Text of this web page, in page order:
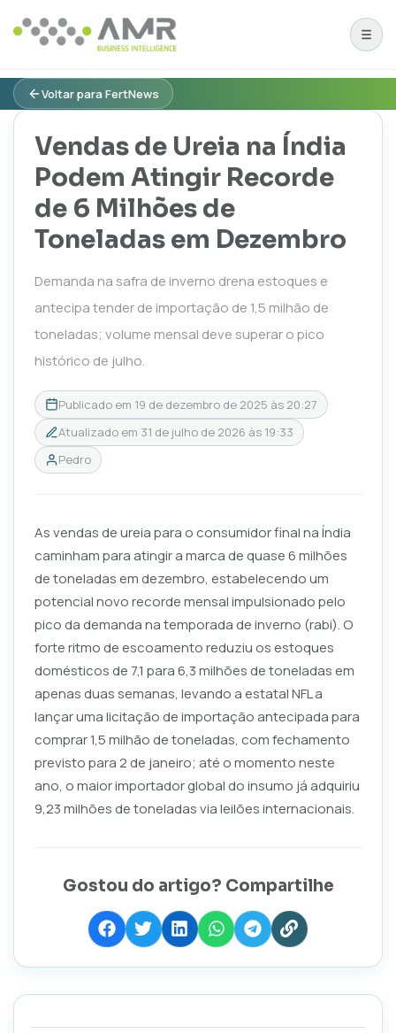
Voltar para FertNews
Vendas de Ureia na Índia
Podem Atingir Recorde
de 6 Milhões de
Toneladas em Dezembro
Demanda na safra de inverno drena estoques e
antecipa tender de importação de 1,5 milhão de
toneladas; volume mensal deve superar o pico
histórico de julho.
Publicado em 19 de dezembro de 2025 às 20:27
Atualizado em 31 de julho de 2026 às 19:33
Pedro
As vendas de ureia para o consumidor final na Índia
caminham para atingir a marca de quase 6 milhões
de toneladas em dezembro, estabelecendo um
potencial novo recorde mensal impulsionado pelo
pico da demanda na temporada de inverno (rabi). O
forte ritmo de escoamento reduziu os estoques
domésticos de 7,1 para 6,3 milhões de toneladas em
apenas duas semanas, levando a estatal NFL a
lançar uma licitação de importação antecipada para
comprar 1,5 milhão de toneladas, com fechamento
previsto para 2 de janeiro; até o momento neste
ano, o maior importador global do insumo já adquiriu
9,23 milhões de toneladas via leilões internacionais.
Gostou do artigo? Compartilhe